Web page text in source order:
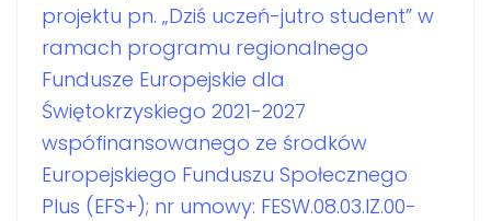
projektu pn. „Dziś uczeń-jutro student” w
ramach programu regionalnego
Fundusze Europejskie dla
Świętokrzyskiego 2021-2027
wspófinansowanego ze środków
Europejskiego Funduszu Społecznego
Plus (EFS+); nr umowy: FESW.08.03.IZ.00-